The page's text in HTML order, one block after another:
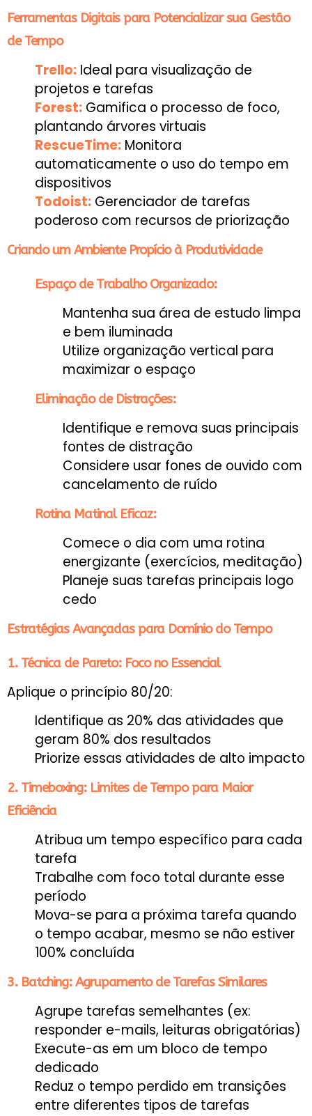
Ferramentas Digitais para Potencializar sua Gestão
de Tempo
Trello: Ideal para visualização de
projetos e tarefas
Forest: Gamifica o processo de foco,
plantando árvores virtuais
RescueTime: Monitora
automaticamente o uso do tempo em
dispositivos
Todoist: Gerenciador de tarefas
poderoso com recursos de priorização
Criando um Ambiente Propício à Produtividade
Espaço de Trabalho Organizado:
Mantenha sua área de estudo limpa
e bem iluminada
Utilize organização vertical para
maximizar o espaço
Eliminação de Distrações:
Identifique e remova suas principais
fontes de distração
Considere usar fones de ouvido com
cancelamento de ruído
Rotina Matinal Eficaz:
Comece o dia com uma rotina
energizante (exercícios, meditação)
Planeje suas tarefas principais logo
cedo
Estratégias Avançadas para Domínio do Tempo
1. Técnica de Pareto: Foco no Essencial
Aplique o princípio 80/20:
Identifique as 20% das atividades que
geram 80% dos resultados
Priorize essas atividades de alto impacto
2. Timeboxing: Limites de Tempo para Maior
Eficiência
Atribua um tempo específico para cada
tarefa
Trabalhe com foco total durante esse
período
Mova-se para a próxima tarefa quando
o tempo acabar, mesmo se não estiver
100% concluída
3. Batching: Agrupamento de Tarefas Similares
Agrupe tarefas semelhantes (ex:
responder e-mails, leituras obrigatórias)
Execute-as em um bloco de tempo
dedicado
Reduz o tempo perdido em transições
entre diferentes tipos de tarefas